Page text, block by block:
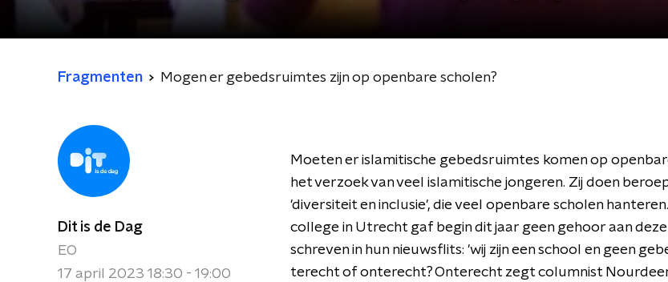
Fragmenten Mogen er gebedsruimtes zijn op openbare scholen?
Dit is de Dag
EO
17 april 2023 18:30 - 19:00
Moeten er islamitische gebedsruimtes komen op
het verzoek van veel islamitische jongeren. Zij doen
'diversiteit en inclusie', die veel openbare scholen
college in Utrecht gaf begin dit jaar geen gehoor aan
schreven in hun nieuwsflits: 'wij zijn een school en geen
terecht of onterecht? Onterecht zegt columnist